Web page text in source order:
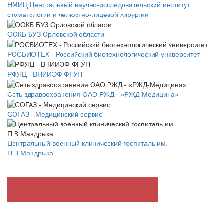
НМИЦ Центральный научно-исследовательский институт
стоматологии и челюстно-лицевой хирургии
ООКБ БУЗ Орловской области
РОСБИОТЕХ - Российский биотехнологический университет
РФЯЦ - ВНИИЭФ ФГУП
Сеть здравоохранения ОАО РЖД - «РЖД-Медицина»
СОГАЗ - Медицинский сервис
Центральный военный клинический госпиталь им.
П.В.Мандрыка